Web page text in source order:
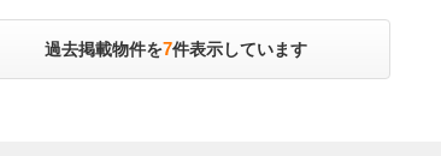
過去掲載物件を7件表示しています